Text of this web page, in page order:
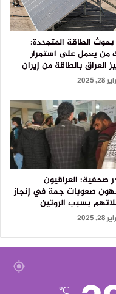
بحوث الطاقة المتجددة:
من يعمل على استمرار
العراق بالطاقة من إيران
2025
صحفية: العراقيون
صعوبات جمة في إنجاز
بسبب الروتين
2025